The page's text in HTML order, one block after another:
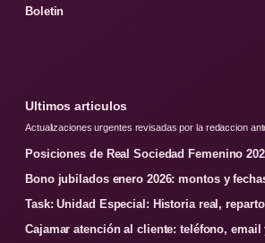
Boletin
Ultimos articulos
Actualizaciones urgentes revisadas por la redaccion
Posiciones de Real Sociedad Femenino
Bono jubilados enero 2026: montos y
Task: Unidad Especial: Historia real,
Cajamar atención al cliente: teléfono, email